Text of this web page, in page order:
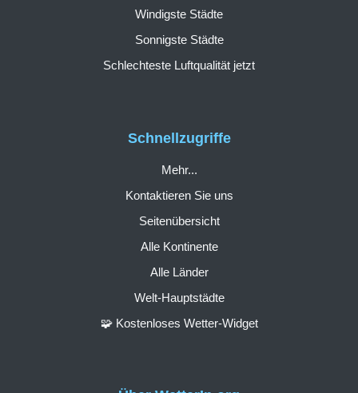
Schnellzugriffe
Mehr...
Kontaktieren Sie uns
Seitenübersicht
Alle Kontinente
Alle Länder
Welt-Hauptstädte
🧩 Kostenloses Wetter-Widget
Windigste Städte
Sonnigste Städte
Schlechteste Luftqualität jetzt